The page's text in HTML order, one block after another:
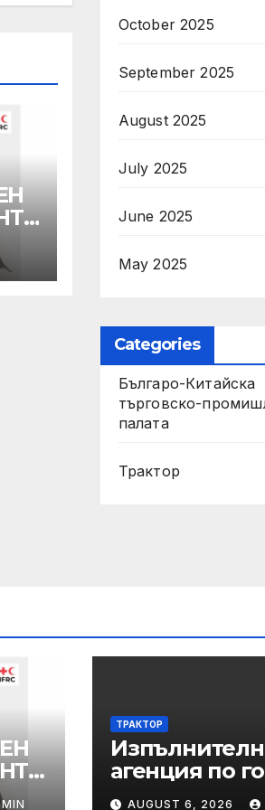
October 2025
September 2025
August 2025
July 2025
June 2025
May 2025
Categories
Българо-Китайска
търговско-
палата
Трактор
ТРАКТОР
агенция по
| Новини
AUGUST 6, 2026